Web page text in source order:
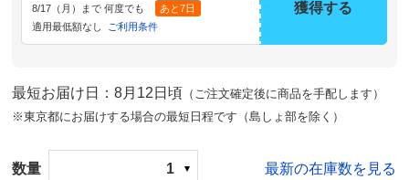
8/17（月）まで 何度でも
あと7日
適用最低額なし
ご利用条件
獲得する
最短お届け日：8月12日頃 （ご注文確定後に商品を手配します）
※東京都にお届けする場合の最短日程です（島しょ部を除く）
数量 1 最新の在庫数を見る